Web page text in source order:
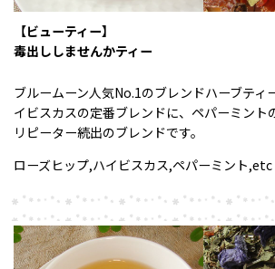
【ビューティー】
毒出ししませんかティー
ブルームーン人気No.1のブレンドハーブティ
イビスカスの定番ブレンドに、ペパーミント
リピーター続出のブレンドです。
ローズヒップ,ハイビスカス,ペパーミント,etc